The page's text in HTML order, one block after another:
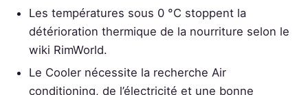
Les températures sous 0 °C stoppent la
détérioration thermique de la nourriture selon le
wiki RimWorld.
Le Cooler nécessite la recherche Air
conditioning, de l’électricité et une bonne